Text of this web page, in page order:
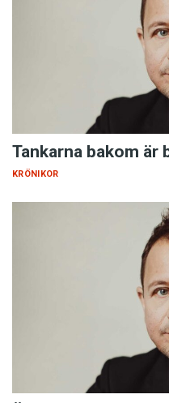
Tankarna bakom är
KRÖNIKOR